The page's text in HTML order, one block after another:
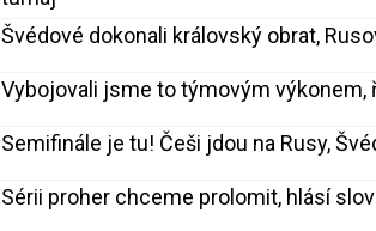
Švédové dokonali královský obrat,
Vybojovali jsme to týmovým výkonem,
Semifinále je tu! Češi jdou na Rusy,
Sérii proher chceme prolomit, hlásí